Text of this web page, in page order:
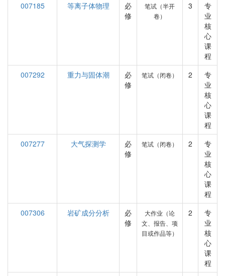
007185
等离子体物理
必
修
笔试（半开
卷）
3
专
业
核
心
课
程
007292
重力与固体潮
必
修
笔试（闭卷） 2
专
业
核
心
课
程
007277
大气探测学
必
修
笔试（闭卷） 2
专
业
核
心
课
程
007306
岩矿成分分析
必
修
大作业（论
文、报告、项
目或作品等）
2
专
业
核
心
课
程